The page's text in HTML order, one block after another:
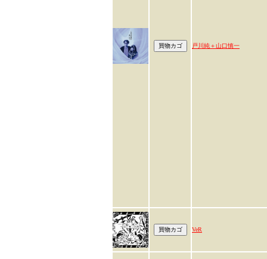
戸川純＋山口慎一
VeR